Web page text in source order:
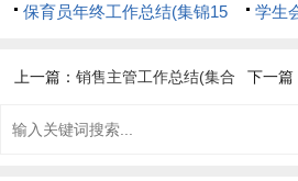
篇保育员年终工作总结(集锦15
学生
上一篇：销售主管工作总结(集合
下一篇